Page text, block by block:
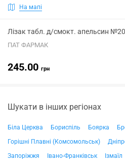
На мапі
Лізак табл. д/смокт. апельсин №20
ПАТ ФАРМАК
245.00 грн
Шукати в інших регіонах
Біла Церква Бориспіль Боярка
Горішні Плавні (Комсомольськ)
Запоріжжя
Івано-Франківськ Ізмаїл